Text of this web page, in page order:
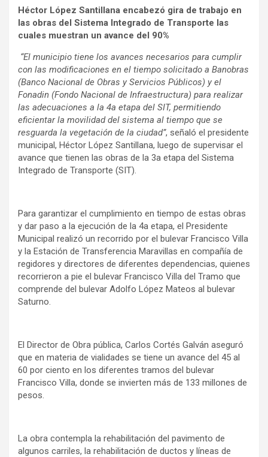
Héctor López Santillana encabezó gira de trabajo en
las obras del Sistema Integrado de Transporte las
cuales muestran un avance del 90%
“El municipio tiene los avances necesarios para cumplir
con las modificaciones en el tiempo solicitado a Banobras
(Banco Nacional de Obras y Servicios Públicos) y el
Fonadin (Fondo Nacional de Infraestructura) para realizar
las adecuaciones a la 4a etapa del SIT, permitiendo
eficientar la movilidad del sistema al tiempo que se
resguarda la vegetación de la ciudad”, señaló el presidente
municipal, Héctor López Santillana, luego de supervisar el
avance que tienen las obras de la 3a etapa del Sistema
Integrado de Transporte (SIT).
Para garantizar el cumplimiento en tiempo de estas obras
y dar paso a la ejecución de la 4a etapa, el Presidente
Municipal realizó un recorrido por el bulevar Francisco Villa
y la Estación de Transferencia Maravillas en compañía de
regidores y directores de diferentes dependencias, quienes
recorrieron a pie el bulevar Francisco Villa del Tramo que
comprende del bulevar Adolfo López Mateos al bulevar
Saturno.
El Director de Obra pública, Carlos Cortés Galván aseguró
que en materia de vialidades se tiene un avance del 45 al
60 por ciento en los diferentes tramos del bulevar
Francisco Villa, donde se invierten más de 133 millones de
pesos.
La obra contempla la rehabilitación del pavimento de
algunos carriles, la rehabilitación de ductos y líneas de